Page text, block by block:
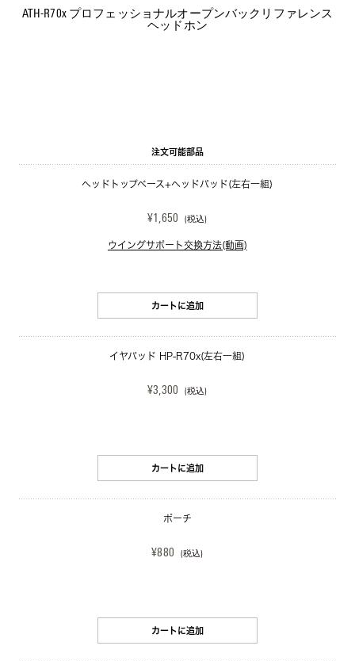
ATH-R70x プロフェッショナルオープンバックリファレンス
ヘッドホン
注文可能部品
ヘッドトップベース+ヘッドパッド(左右一組)
¥1,650 (税込)
ウイングサポート交換方法(動画)
カートに追加
イヤパッド HP-R70x(左右一組)
¥3,300 (税込)
カートに追加
ポーチ
¥880 (税込)
カートに追加